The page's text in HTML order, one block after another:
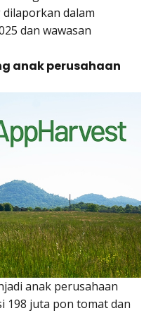
dalam
dan wawasan
anak perusahaan
anak perusahaan
198 juta pon tomat dan